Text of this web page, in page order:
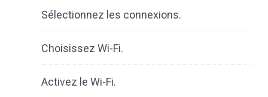
Sélectionnez les connexions.
Choisissez Wi-Fi.
Activez le Wi-Fi.